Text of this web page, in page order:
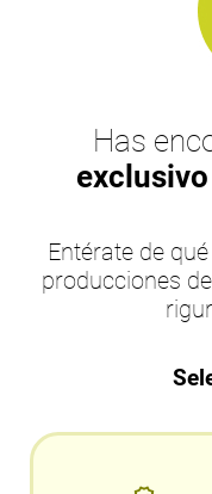
Has
Entérate de
producciones